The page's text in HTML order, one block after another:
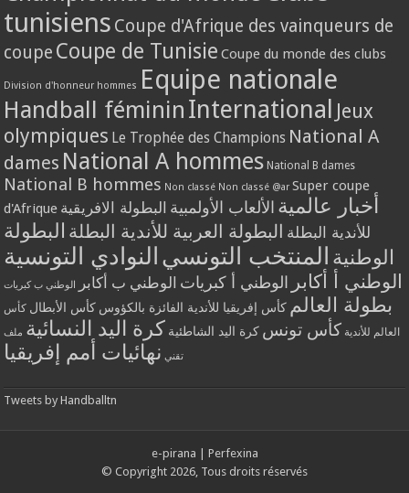
tunisiens Coupe d'Afrique des vainqueurs de
coupe Coupe de Tunisie Coupe du monde des clubs
Division d'honneur hommes Equipe nationale
Handball féminin International Jeux
olympiques Le Trophée des Champions National A
dames National A hommes National B dames
National B hommes Non classé Non classé @ar Super coupe
d'Afrique
أخبار عالمية الألعاب الأولمبية البطولة الافريقية
للأندية البطلة البطولة العربية للأندية البطلة البطولة
الوطنية المنتخب التونسي النوادي التونسية
الوطني أ أكابر الوطني أ كبريات الوطني ب أكابر الوطني ب كبريات
بطولة العالم كأس إفريقيا للأندية الفائزة بالكؤوس كأس الأبطال كأس
العالم للأندية كأس تونس كرة اليد الشاطئية كرة اليد النسائية ملف
تقني نهائيات أمم إفريقيا
Tweets by Handballtn
e-pirana
Perfexina
© Copyright 2026, Tous droits réservés